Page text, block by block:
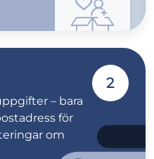
– bara
för
om
2